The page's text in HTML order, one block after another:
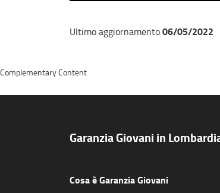
Ultimo aggiornamento06/05/2022
Garanzia Giovani in
Cosa è Garanzia Giovani
Complementary Content